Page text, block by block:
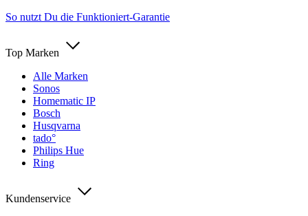
So nutzt Du die Funktioniert-Garantie
Top Marken
Alle Marken
Sonos
Homematic IP
Bosch
Husqvarna
tado°
Philips Hue
Ring
Kundenservice